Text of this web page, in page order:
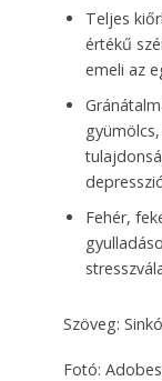
Teljes
értékű
emeli az
Fehér,
Szöveg:
Fotó: